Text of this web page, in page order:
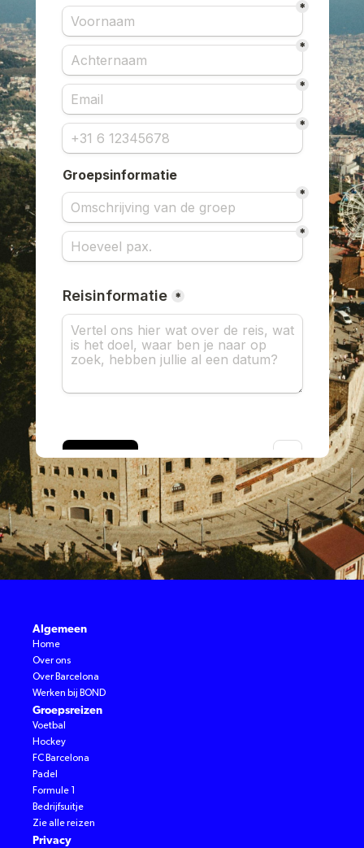
Algemeen
Home
Over ons
Over Barcelona
Werken bij BOND
Groepsreizen
Voetbal
Hockey
FC Barcelona
Padel
Formule 1
Bedrijfsuitje
Zie alle reizen
Privacy